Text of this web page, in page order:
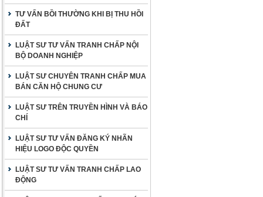
TƯ VẤN BỒI THƯỜNG KHI BỊ THU HỒI
ĐẤT
LUẬT SƯ TƯ VẤN TRANH CHẤP NỘI
BỘ DOANH NGHIỆP
LUẬT SƯ CHUYÊN TRANH CHẤP MUA
BÁN CĂN HỘ CHUNG CƯ
LUẬT SƯ TRÊN TRUYỀN HÌNH VÀ BÁO
CHÍ
LUẬT SƯ TƯ VẤN ĐĂNG KÝ NHÃN
HIỆU LOGO ĐỘC QUYỀN
LUẬT SƯ TƯ VẤN TRANH CHẤP LAO
ĐỘNG